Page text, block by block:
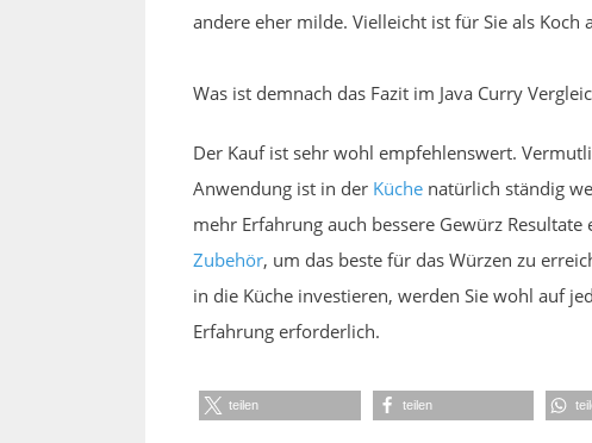
andere eher milde. Vielleicht ist für Sie als
Was ist demnach das Fazit im Java Curry
Der Kauf ist sehr wohl empfehlenswert.
Anwendung ist in der Küche natürlich ständig
mehr Erfahrung auch bessere Gewürz
Zubehör, um das beste für das Würzen zu
in die Küche investieren, werden Sie wohl auf
Erfahrung erforderlich.
teilen teilen